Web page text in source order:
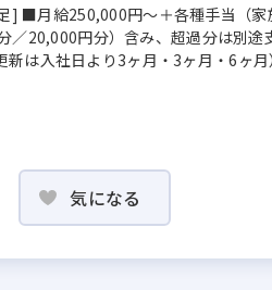
] ■月給250,000円～＋各種手当（家
20,000円分）含み、超過分は別途
は入社日より3ヶ月・3ヶ月・6ヶ月
気になる